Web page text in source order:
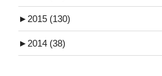
► 2015 (130)
► 2014 (38)